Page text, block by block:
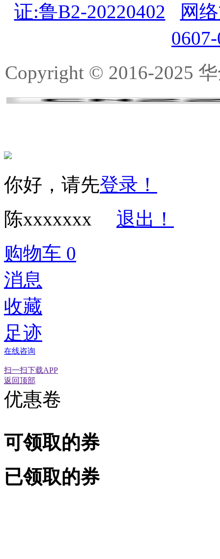
证:鲁B2-20220402
网
Copyright © 2016-2025
你好，请先登录！
陈xxxxxxx
退出！
购物车 0
消息
收藏
足迹
在线咨询
扫一扫下载APP
返回顶部
优惠卷
可领取的券
已领取的券